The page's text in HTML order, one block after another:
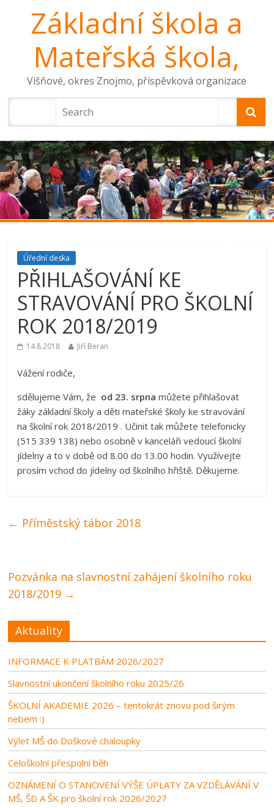
Základní škola a
Mateřská škola,
Višňové, okres Znojmo, příspěvková organizace
Úřední deska
PŘIHLAŠOVÁNÍ KE
STRAVOVÁNÍ PRO ŠKOLNÍ
ROK 2018/2019
14.8.2018 Jiří Beran
Vážení rodiče,
sdělujeme Vám, že od 23. srpnamůžete přihlašovat
žáky základní školy a děti mateřské školy ke stravování
na školní rok 2018/2019 . Učinit tak můžete telefonicky
(515 339 138) nebo osobně v kanceláři vedoucí školní
jídelny a to v době od 8.00 do 13.00 hodin. Využívejte
prosím vchod do jídelny od školního hřiště. Děkujeme.
← Příměstský tábor 2018
Pozvánka na slavnostní zahájení školního roku
2018/2019 →
Aktuality
INFORMACE K PLATBÁM 2026/2027
Slavnostní ukončení školního roku 2025/26
ŠKOLNÍ AKADEMIE 2026 – tentokrát znovu pod širým
nebem :)
Výlet MŠ do Doškové chaloupky
Celoškolní přespolní běh
OZNÁMENÍ O STANOVENÍ VÝŠE ÚPLATY ZA VZDĚLÁVÁNÍ V
MŠ, ŠD A ŠK pro školní rok 2026/2027